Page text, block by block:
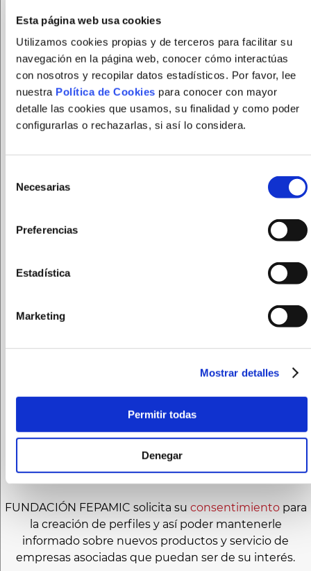
Esta página web usa cookies
Utilizamos cookies propias y de terceros para facilitar su
navegación en la página web, conocer cómo interactúas
con nosotros y recopilar datos estadísticos. Por favor, lee
nuestra Política de Cookies para conocer con mayor
detalle las cookies que usamos, su finalidad y como poder
configurarlas o rechazarlas, si así lo considera.
Necesarias
Preferencias
Estadística
Marketing
Mostrar detalles
Permitir todas
Denegar
llamamos!
para gestionar el registro en la página web. Puede
ejercer sus derechos de acceso, rectificación,
supresión y portabilidad de sus datos, de limitación y
oposición a su tratamiento, así como a no ser objeto
dirección de correo electrónico
Le recomendamos que lea lapolítica de privacidad
He leído y acepto elaviso legal
de lapolítica de privacidad.
FUNDACIÓN FEPAMIC solicita su consentimientopara
la creación de perfiles y así poder mantenerle
informado sobre nuevos productos y servicio de
empresas asociadas que puedan ser de su interés.